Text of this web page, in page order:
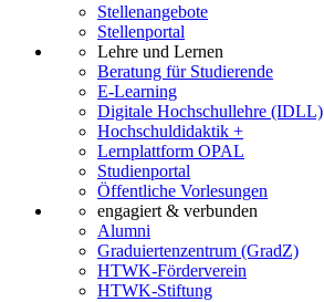
Stellenangebote
Stellenportal
Lehre und Lernen
Beratung für Studierende
E-Learning
Digitale Hochschullehre (IDLL)
Hochschuldidaktik +
Lernplattform OPAL
Studienportal
Öffentliche Vorlesungen
engagiert & verbunden
Alumni
Graduiertenzentrum (GradZ)
HTWK-Förderverein
HTWK-Stiftung